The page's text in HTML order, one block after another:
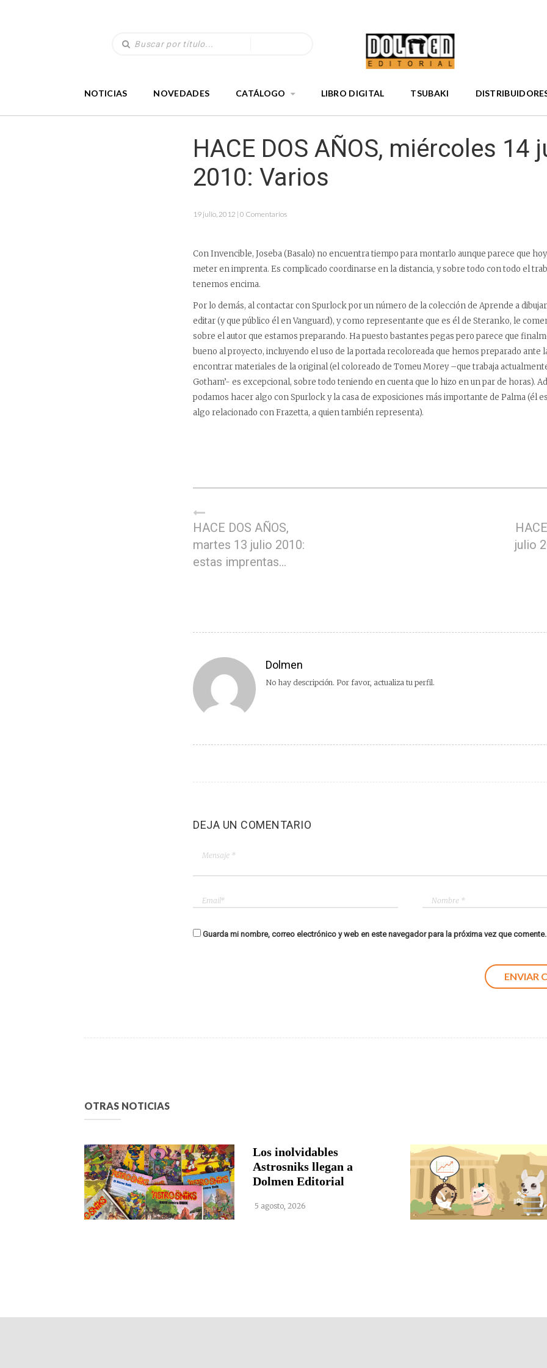
NOTICIAS NOVEDADES CATÁLOGO LIBRO DIGITAL TSUBAKI
HACE DOS AÑOS, miércoles 14
2010: Varios
19 julio, 2012 | 0 Comentarios
Con Invencible, Joseba (Basalo) no encuentra tiempo para montarlo aunque parece que
meter en imprenta. Es complicado coordinarse en la distancia, y sobre todo con todo el
tenemos encima.
Por lo demás, al contactar con Spurlock por un número de la colección de Aprende a
editar (y que público él en Vanguard), y como representante que es él de Steranko, le
sobre el autor que estamos preparando. Ha puesto bastantes pegas pero parece que
bueno al proyecto, incluyendo el uso de la portada recoloreada que hemos preparado ante
encontrar materiales de la original (el coloreado de Tomeu Morey –que trabaja
Gotham’- es excepcional, sobre todo teniendo en cuenta que lo hizo en un par de horas).
podamos hacer algo con Spurlock y la casa de exposiciones más importante de Palma (él
algo relacionado con Frazetta, a quien también representa).
HACE DOS AÑOS,
martes 13 julio 2010:
estas imprentas…
julio
Dolmen
No hay descripción. Por favor, actualiza tu perfil.
DEJA UN COMENTARIO
Guarda mi nombre, correo electrónico y web en este navegador para la próxima vez que comente.
OTRAS NOTICIAS
Los inolvidables
Astrosniks llegan a
Dolmen Editorial
5 agosto, 2026